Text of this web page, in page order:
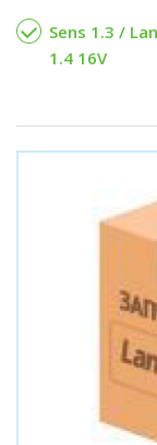
Sens 1.3 /
1.4 16V